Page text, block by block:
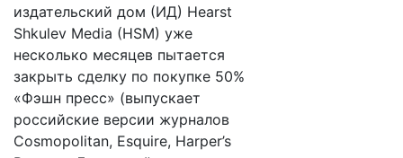
издательский дом (ИД) Hearst
Shkulev Media (HSM) уже
несколько месяцев пытается
закрыть сделку по покупке 50%
«Фэшн пресс» (выпускает
российские версии журналов
Cosmopolitan, Esquire, Harper’s